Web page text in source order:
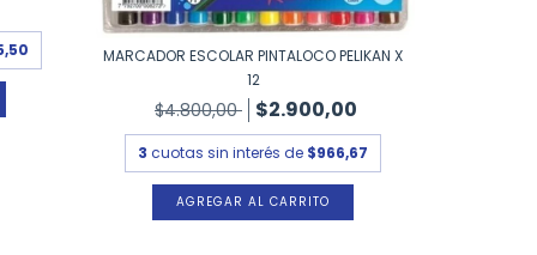
MARCADOR ESCOLAR PINTALOCO PELIKAN X
12
$4.800,00 $2.900,00
3 cuotas sin interés de $966,67